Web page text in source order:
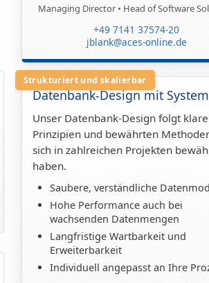
Managing Director • Head of Software
+49 7141 37574-20
jblank@aces-online.de
Strukturiert und skalierbar
Datenbank-Design mit System
Unser Datenbank-Design folgt
Prinzipien und bewährten
sich in zahlreichen Projekten
haben.
Saubere, verständliche
Hohe Performance auch bei
wachsenden Datenmengen
Langfristige Wartbarkeit und
Erweiterbarkeit
Individuell angepasst an Ihre